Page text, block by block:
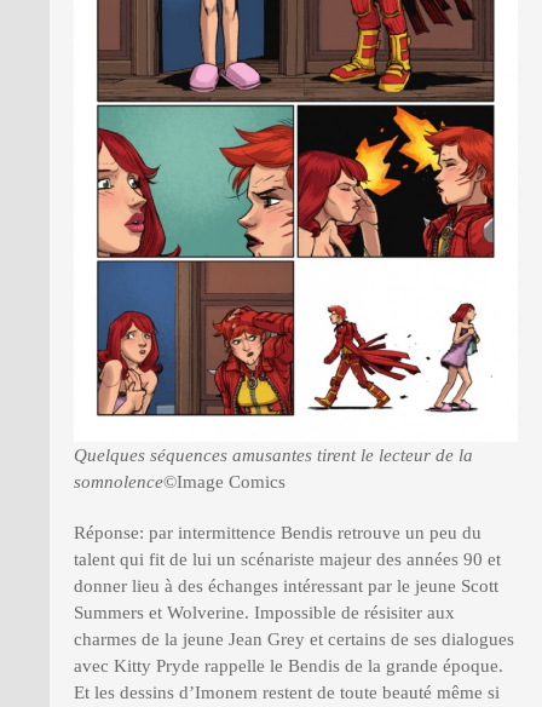
Quelques séquences amusantes tirent le lecteur de la
somnolence©Image Comics
Réponse: par intermittence Bendis retrouve un peu du
talent qui fit de lui un scénariste majeur des années 90 et
donner lieu à des échanges intéressant par le jeune Scott
Summers et Wolverine. Impossible de résisiter aux
charmes de la jeune Jean Grey et certains de ses dialogues
avec Kitty Pryde rappelle le Bendis de la grande époque.
Et les dessins d’Imonem restent de toute beauté même si